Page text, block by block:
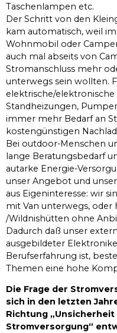
Taschenlampen etc.
Der Schritt von den
kam automatisch, weil
Wohnmobil oder
auch mal abseits von
Stromanschluss mehr
unterwegs sein wollten.
elektrische/elektronische
Standheizungen,
immer mehr Bedarf an
kostengünstigen
Bei outdoor-Menschen
lange Beratungsbedarf
autarke Energie-
unser Angebot und
aus Eigeninteresse: wir
mit Van unterwegs, oder
/Wildnishütten ohne
Dadurch daß unser
ausgebildeter
Berufserfahrung ist,
Themen eine hohe
Die Frage der
sich in den letzten
Richtung
Stromversorgung“